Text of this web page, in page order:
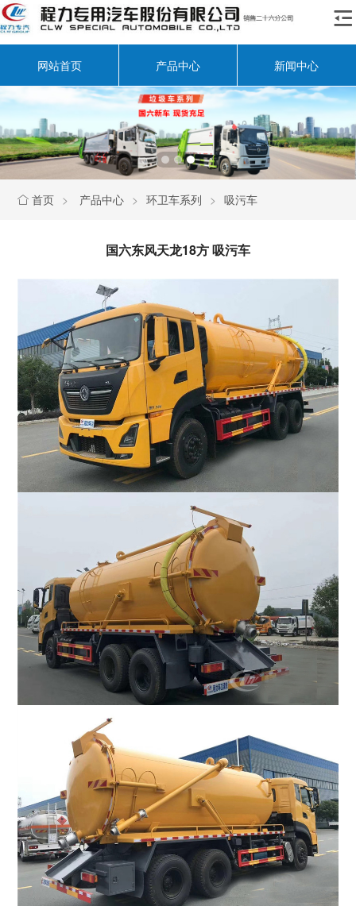

网站首页 产品中心 新闻中心
 首页 > 产品中心 > 环卫车系列 > 吸污车
国六东风天龙18方 吸污车